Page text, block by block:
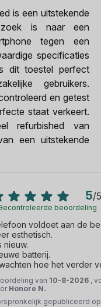
is een uitstekende
is naar een
tegen een
specificaties
dit toestel perfect
gebruikers.
en getest
staat verkeert.
refurbished van
een uitstekende
5/5
beoordeling
voldoet aan de
esthetisch.
nieuw.
batterij.
hoe het verder
van 10-8-2026 ,
Honore N.
gepubliceerd